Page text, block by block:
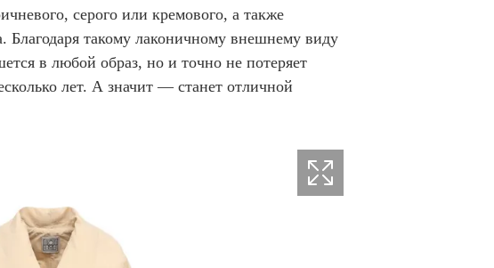
серого или кремового, а также
Благодаря такому лаконичному внешнему виду
в любой образ, но и точно не потеряет
лет. А значит — станет отличной